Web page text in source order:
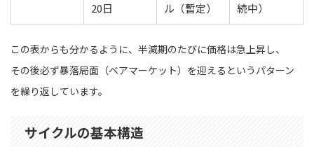
20日
ル（暫定）
続中）
この表からも分かるように、半減期のたびに価格は急上昇し、
その後必ず暴落局面（ベアマーケット）を迎えるというパターン
を繰り返しています。
サイクルの基本構造